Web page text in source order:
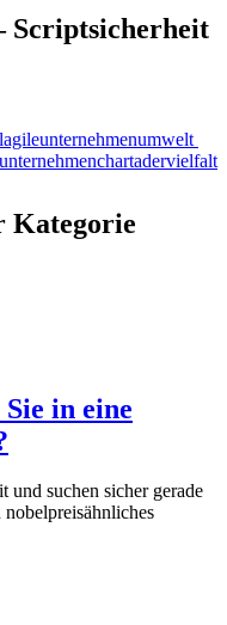
Scriptsicherheit
Kategorie
in eine
und suchen sicher gerade